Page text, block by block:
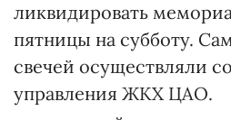
ликвидировать
пятницы на субботу.
свечей осуществляли
управления ЖКХ ЦАО.